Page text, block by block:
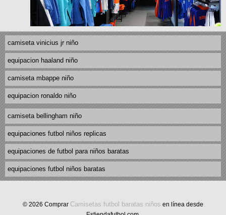
camiseta vinicius jr niño
equipacion haaland niño
camiseta mbappe niño
equipacion ronaldo niño
camiseta bellingham niño
equipaciones futbol niños replicas
equipaciones de futbol para niños baratas
equipaciones futbol niños baratas
© 2026 Comprar Camisetas futbol baratas niños en línea desde